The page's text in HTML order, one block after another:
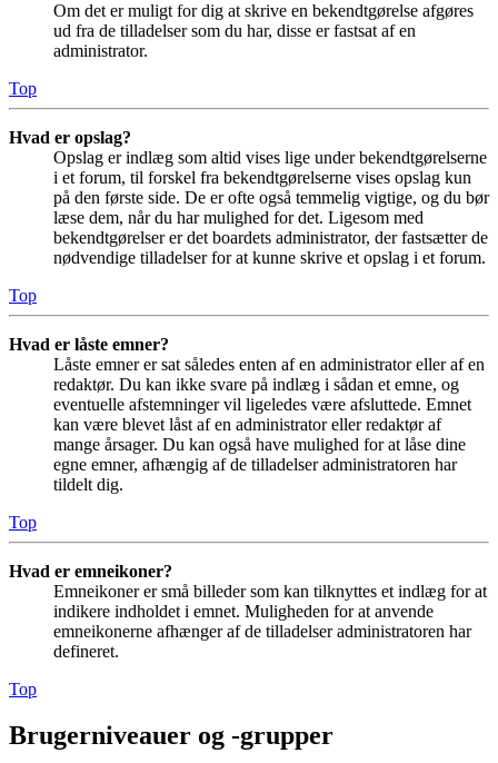
Om det er muligt for dig at skrive en bekendtgørelse afgøres
ud fra de tilladelser som du har, disse er fastsat af en
administrator.
Top
Hvad er opslag?
Opslag er indlæg som altid vises lige under bekendtgørelserne
i et forum, til forskel fra bekendtgørelserne vises opslag kun
på den første side. De er ofte også temmelig vigtige, og du bør
læse dem, når du har mulighed for det. Ligesom med
bekendtgørelser er det boardets administrator, der fastsætter de
nødvendige tilladelser for at kunne skrive et opslag i et forum.
Top
Hvad er låste emner?
Låste emner er sat således enten af en administrator eller af en
redaktør. Du kan ikke svare på indlæg i sådan et emne, og
eventuelle afstemninger vil ligeledes være afsluttede. Emnet
kan være blevet låst af en administrator eller redaktør af
mange årsager. Du kan også have mulighed for at låse dine
egne emner, afhængig af de tilladelser administratoren har
tildelt dig.
Top
Hvad er emneikoner?
Emneikoner er små billeder som kan tilknyttes et indlæg for at
indikere indholdet i emnet. Muligheden for at anvende
emneikonerne afhænger af de tilladelser administratoren har
defineret.
Top
Brugerniveauer og -grupper